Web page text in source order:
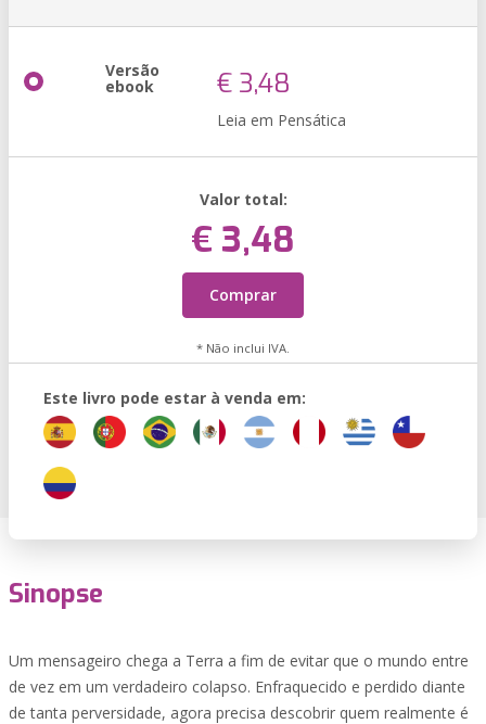
Versão
ebook € 3,48
Leia em Pensática
Valor total:
€ 3,48
Comprar
* Não inclui IVA.
Este livro pode estar à venda em:
Sinopse
Um mensageiro chega a Terra a fim de evitar que o mundo entre
de vez em um verdadeiro colapso. Enfraquecido e perdido diante
de tanta perversidade, agora precisa descobrir quem realmente é